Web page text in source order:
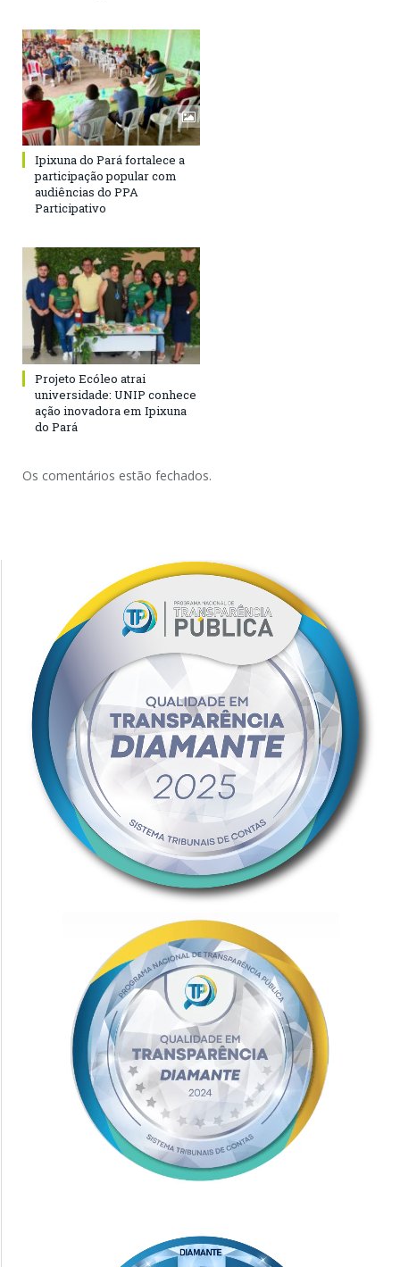
Ipixuna do Pará fortalece a
participação popular com
audiências do PPA
Participativo
Projeto Ecóleo atrai
universidade: UNIP conhece
ação inovadora em Ipixuna
do Pará
Os comentários estão fechados.